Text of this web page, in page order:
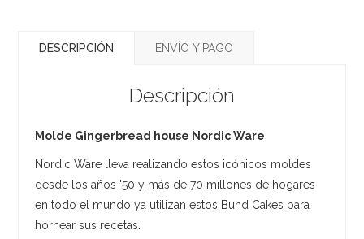
DESCRIPCIÓN ENVÍO Y PAGO
Descripción
Molde Gingerbread house Nordic Ware
Nordic Ware lleva realizando estos icónicos moldes
desde los años '50 y más de 70 millones de hogares
en todo el mundo ya utilizan estos Bund Cakes para
hornear sus recetas.